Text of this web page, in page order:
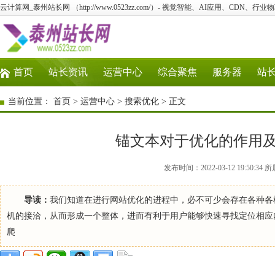
云计算网_泰州站长网 （http://www.0523zz.com/）- 视觉智能、AI应用、CDN、行业
首页 站长资讯 运营中心 综合聚焦 服务器 站
当前位置： 首页 > 运营中心 > 搜索优化 > 正文
锚文本对于优化的作用
发布时间：2022-03-12 19:50:34
导读： 我们知道在进行网站优化的进程中，必不可少会存在各种
机的接洽，从而形成一个整体，进而有利于用户能够快速寻找定位相
爬